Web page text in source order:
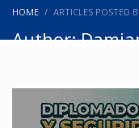
HOME ARTICLES POSTED
Author: